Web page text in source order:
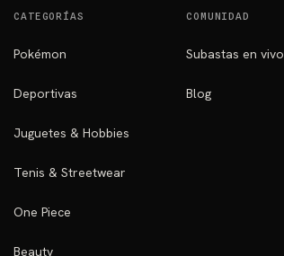
CATEGORÍAS
Pokémon
Deportivas
Juguetes & Hobbies
Tenis & Streetwear
One Piece
Beauty
COMUNIDAD
Subastas en vivo
Blog